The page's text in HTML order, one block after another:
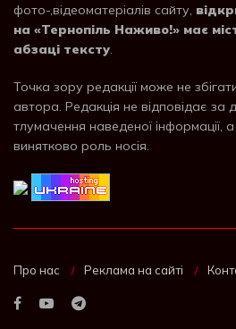
фото-,відеоматеріалів сайту,
на «Тернопіль Наживо!» має
абзаці тексту.
Точка зору редакції може не
автора. Редакція не відповідає за
тлумачення наведеної інформації,
винятково роль носія.
Про нас Реклама на сайті